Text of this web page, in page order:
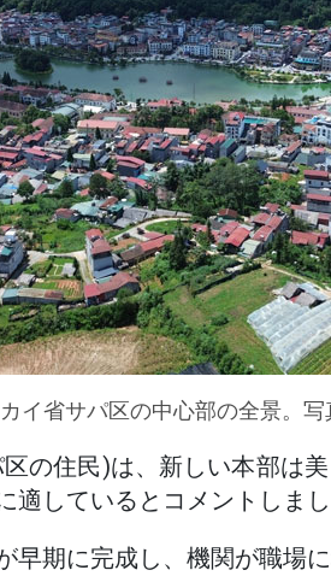
イ省サパ区の中心部の全景。写
の住民)は、新しい本部は
しているとコメントしまし
早期に完成し、機関が職場